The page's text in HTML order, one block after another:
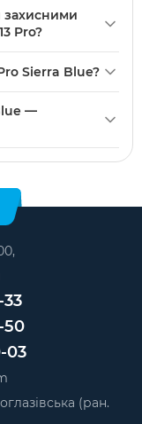
скло і
заміну
модулів
захисними
Pro?
13 Pro і
що обраний
на область
Sierra Blue?
Корпусні елементи
—
50
03
(ран.